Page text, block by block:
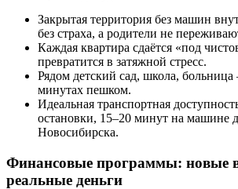
Закрытая территория без машин
без страха, а родители не
Каждая квартира сдаётся «под
превратится в затяжной стресс.
Рядом детский сад, школа,
минутах пешком.
Идеальная транспортная
остановки, 15–20 минут на машине
Новосибирска.
Финансовые программы: новые
реальные деньги